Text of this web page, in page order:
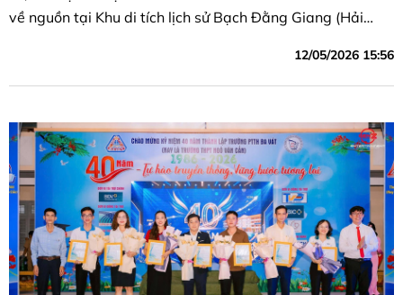
về nguồn tại Khu di tích lịch sử Bạch Đằng Giang (Hải
12/05/2026 15:56